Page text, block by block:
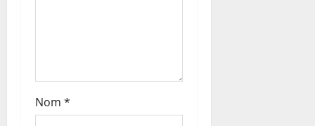
i
c
Nom *